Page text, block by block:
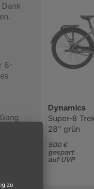
8-
und
Dynamics
Super-8
28" grün
500 €
gespart
auf UVP